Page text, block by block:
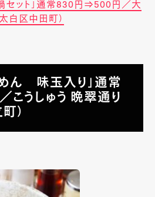
セット」通常830円⇒500円／大
白区中田町）
ん 味玉入り」通常
うしゅう 晩翠通り
）